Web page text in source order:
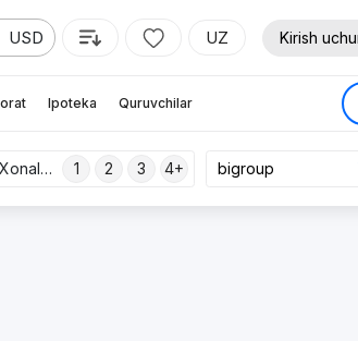
USD UZ Kirish
Ipoteka Quruvchilar
Xonalar 1 2 3 4+